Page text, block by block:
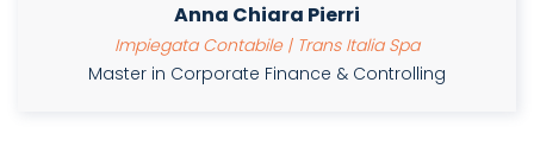
Anna Chiara Pierri
Impiegata Contabile | Trans Italia Spa
Master in Corporate Finance & Controlling